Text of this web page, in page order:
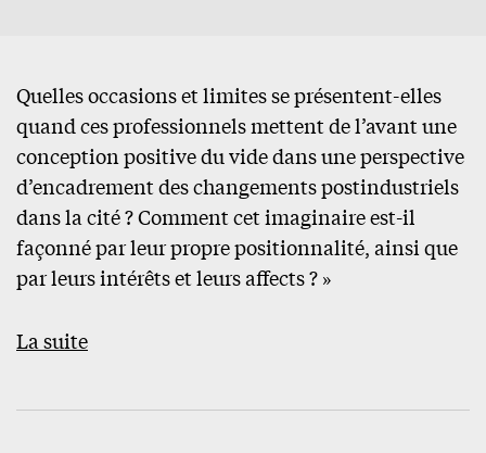
Quelles occasions et limites se présentent-elles
quand ces professionnels mettent de l’avant une
conception positive du vide dans une perspective
d’encadrement des changements postindustriels
dans la cité ? Comment cet imaginaire est-il
façonné par leur propre positionnalité, ainsi que
par leurs intérêts et leurs affects ? »
La suite